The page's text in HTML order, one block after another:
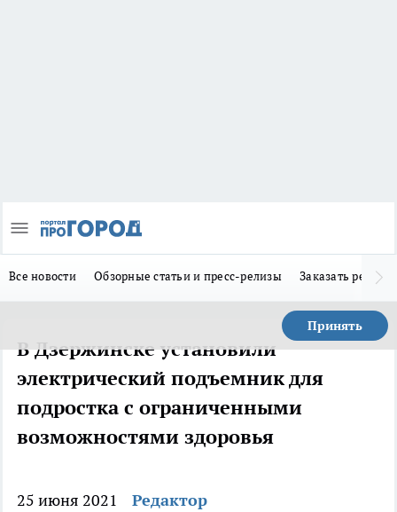
Все новости Обзорные статьи и пресс-релизы Заказать
Принять
В Дзержинске установили
электрический подъемник для
подростка с ограниченными
возможностями здоровья
25 июня 2021
Редактор